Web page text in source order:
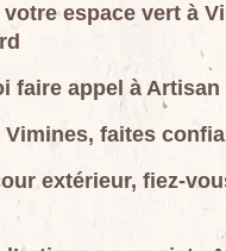
espace vert à
faire appel à Artisan
faites
extérieur, fiez-